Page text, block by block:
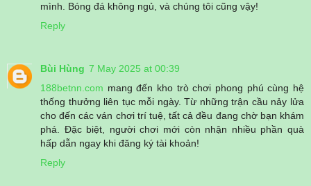
mình. Bóng đá không ngủ, và chúng tôi cũng vậy!
Reply
Bùi Hùng 7 May 2025 at 00:39
188betnn.com mang đến kho trò chơi phong phú cùng hệ
thống thưởng liên tục mỗi ngày. Từ những trận cầu nảy lửa
cho đến các ván chơi trí tuệ, tất cả đều đang chờ bạn khám
phá. Đặc biệt, người chơi mới còn nhận nhiều phần quà
hấp dẫn ngay khi đăng ký tài khoản!
Reply